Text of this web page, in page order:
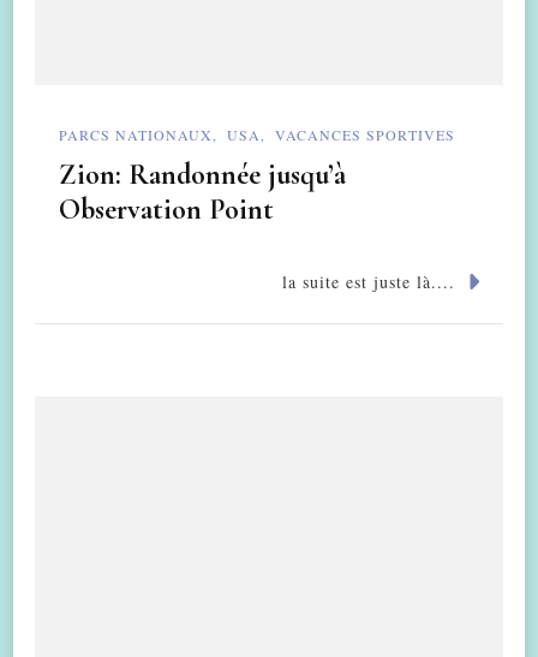
PARCS NATIONAUX USA VACANCES SPORTIVES
Zion: Randonnée jusqu’à
Observation Point
la suite est juste là....